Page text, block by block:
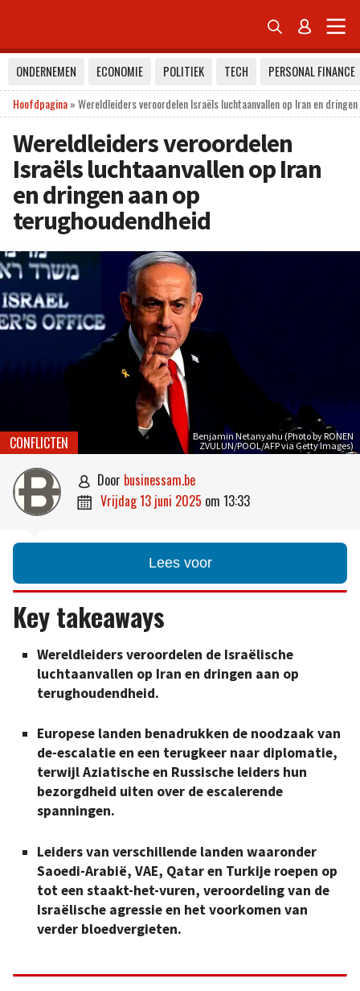
 
ONDERNEMEN ECONOMIE POLITIEK TECH
PERSONAL FINANCE
Hoofdpagina»Wereldleiders veroordelen Israëls luchtaanvallen op Iran en
Wereldleiders veroordelen
Israëls luchtaanvallen op Iran
en dringen aan op
terughoudendheid
Benjamin Netanyahu (Photo by RONEN
ZVULUN/POOL/AFP via Getty Images)
CONFLICTEN
 door businessam.be
 vrijdag 13 juni 2025 om 13:33
Lees voor
Key takeaways
Wereldleiders veroordelen de Israëlische
luchtaanvallen op Iran en dringen aan op
terughoudendheid.
Europese landen benadrukken de noodzaak van
de-escalatie en een terugkeer naar diplomatie,
terwijl Aziatische en Russische leiders hun
bezorgdheid uiten over de escalerende
spanningen.
Leiders van verschillende landen waaronder
Saoedi-Arabië, VAE, Qatar en Turkije roepen op
tot een staakt-het-vuren, veroordeling van de
Israëlische agressie en het voorkomen van
verder bloedvergieten.